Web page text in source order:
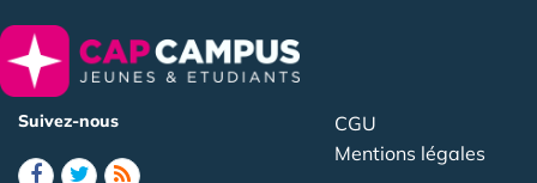
Suivez-nous
CGU
Mentions légales